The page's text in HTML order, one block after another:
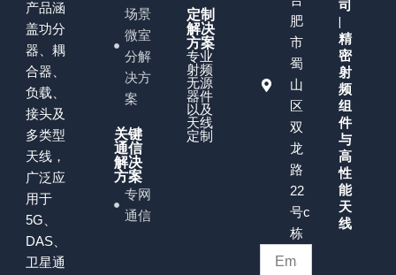
产品涵
盖功分
器、耦
合器、
负载、
接头及
多类型
天线，
广泛应
用于
5G、
DAS、
卫星通
场景
微室
分解
决方
案
关键
通信
解决
方案
专网
通信
定制
解决
方案
专业
射频
无源
器件
以及
天线
定制
肥
市
蜀
山
区
双
龙
路
22
号c
栋
司
精
密
射
频
组
件
与
高
性
能
天
线